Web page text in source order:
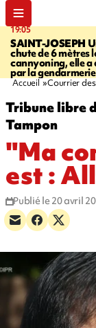
19:05
SAINT-JOSEPH
chute de 6 mètres
cannyoning, elle a
par la gendarmerie
Accueil Courrier
Tribune libre
Tampon
"Ma
est :
Publié le 20 avril